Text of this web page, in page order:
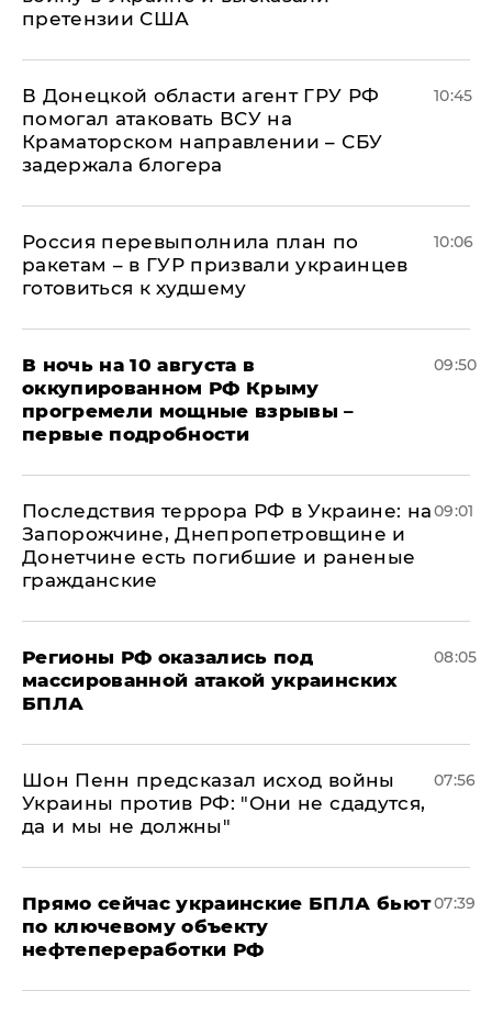
претензии США
В Донецкой области агент ГРУ РФ
помогал атаковать ВСУ на
Краматорском направлении – СБУ
задержала блогера
10:45
Россия перевыполнила план по
ракетам – в ГУР призвали украинцев
готовиться к худшему
10:06
В ночь на 10 августа в
оккупированном РФ Крыму
прогремели мощные взрывы –
первые подробности
09:50
Последствия террора РФ в Украине: на
Запорожчине, Днепропетровщине и
Донетчине есть погибшие и раненые
гражданские
09:01
Регионы РФ оказались под
массированной атакой украинских
БПЛА
08:05
Шон Пенн предсказал исход войны
Украины против РФ: "Они не сдадутся,
да и мы не должны"
07:56
Прямо сейчас украинские БПЛА бьют
по ключевому объекту
нефтепереработки РФ
07:39